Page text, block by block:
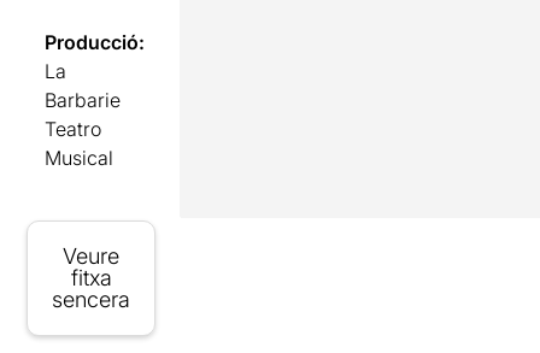
Producció:
La
Barbarie
Teatro
Musical
Veure
fitxa
sencera